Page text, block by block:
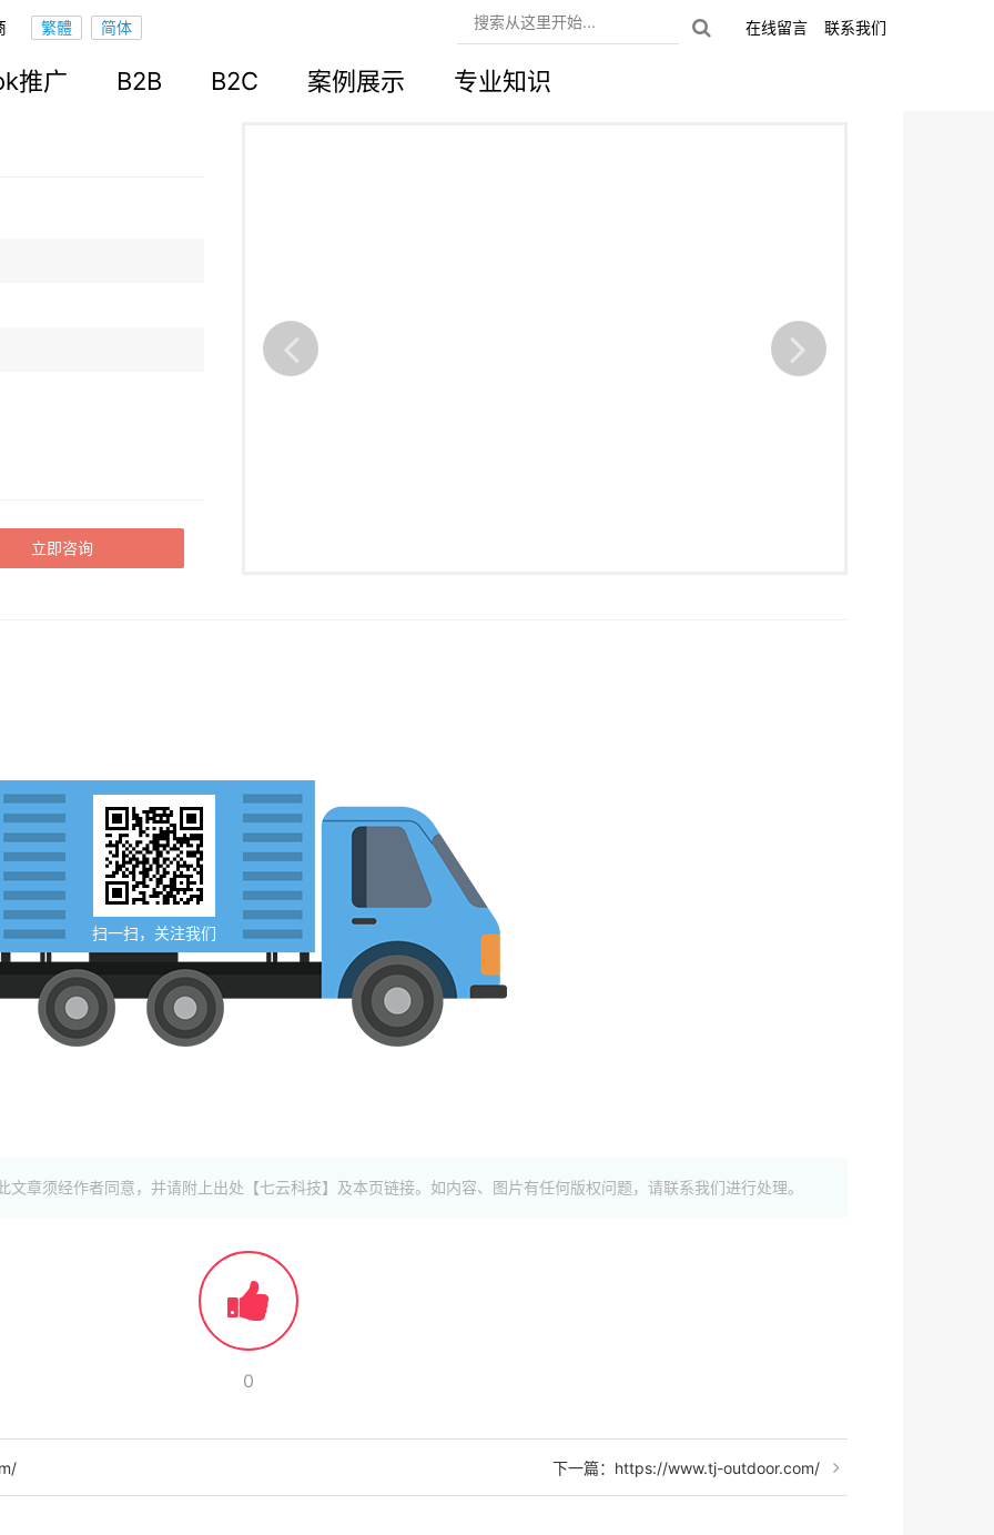
在线留言 联系我们
推广 B2B B2C 案例展示 专业知识
立即咨询
扫一扫，关注我们
章须经作者同意，并请附上出处【七云科技】及本页链接。如内容、图片有任何版权问题，请联系我们进行处理。
0
下一篇：https://www.tj-outdoor.com/